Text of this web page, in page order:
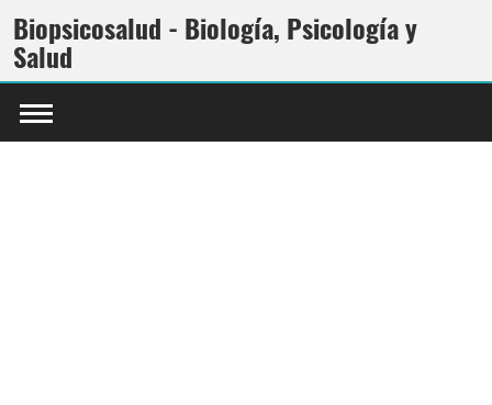
Biopsicosalud - Biología, Psicología y
Salud